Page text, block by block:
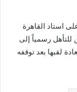
استاد القاهرة
للتأهل رسمياً إلى
لقبها بعد توقفه